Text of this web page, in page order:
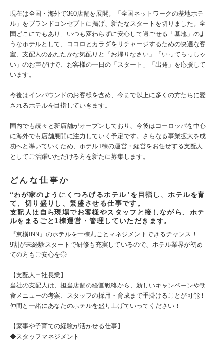
現在は全国・海外で360店舗を展開。「全国ネットワークの基地ホテ
ル」をブランドコンセプトに掲げ、新たなスタートを切りました。全
国どこにでもあり、いつも変わらずに安心して過ごせる「基地」のよ
うなホテルとして、ココロとカラダをリチャージするための快適な客
室、支配人のあたたかな気配りと「お帰りなさい」「いってらっしゃ
い」のお声がけで、お客様の一日の「スタート」「出発」を応援して
います。
今後はインバウンドのお客様を含め、今まで以上に多くの方たちに愛
されるホテルを目指していきます。
国内でも続々と新店舗がオープンしており、今後はヨーロッパを中心
に海外でも店舗展開に注力していく予定です。さらなる事業拡大を成
功へと導いていくため、ホテル1棟の運営・経営をお任せする支配人
としてご活躍いただける方を新たに募集します。
どんな仕事か
“わが家のようにくつろげるホテル”を目指し、ホテルを育
て、切り盛りし、繁盛させる仕事です。
支配人は自ら現場でお客様やスタッフと接しながら、ホテ
ルをまるごと1棟運営・管理していただきます。
『東横INN』のホテルを一棟丸ごとマネジメントできるチャンス！
9割が未経験スタートで研修も充実しているので、ホテル業界が初め
ての方もご安心を◎
【支配人＝社長業】
当社の支配人は、担当店舗の経営戦略から、新しいキャンペーンや朝
食メニューの考案、スタッフの採用・育成まで手掛けることが可能！
仲間と一緒にあなたのホテルを盛り上げていってください！
【家事や子育ての経験が活かせる仕事】
◆スタッフマネジメント